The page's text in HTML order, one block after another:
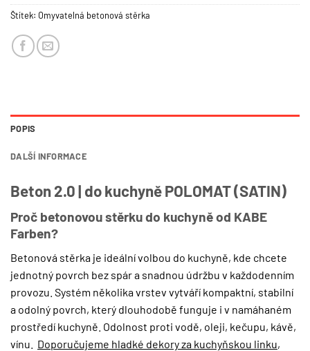
Štítek: Omyvatelná betonová stěrka
POPIS
DALŠÍ INFORMACE
Beton 2.0 | do kuchyně POLOMAT (SATIN)
Proč betonovou stěrku do kuchyně od KABE
Farben?
Betonová stěrka je ideální volbou do kuchyně, kde chcete
jednotný povrch bez spár a snadnou údržbu v každodenním
provozu. Systém několika vrstev vytváří kompaktní, stabilní
a odolný povrch, který dlouhodobě funguje i v namáhaném
prostředí kuchyně. Odolnost proti vodě, oleji, kečupu, kávě,
vínu. Doporučujeme hladké dekory za kuchyňskou linku,